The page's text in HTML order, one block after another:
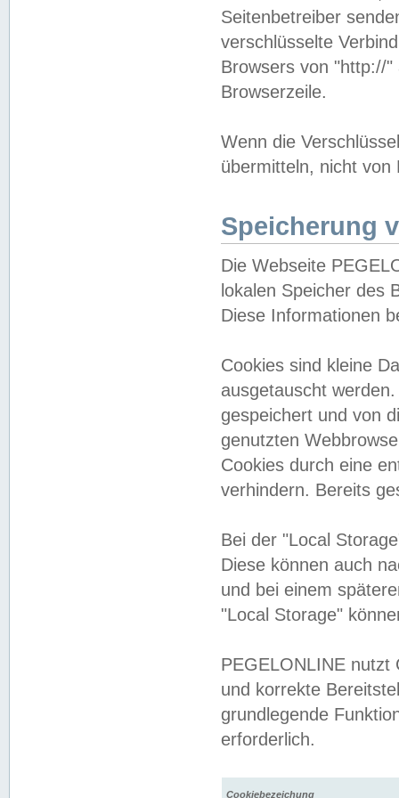
Seitenbetreiber
verschlüsselte
Browsers von "http://
Browserzeile.
Wenn die
übermitteln, nicht von
Speicherung
Die Webseite
lokalen Speicher des
Diese Informationen
Cookies sind kleine
ausgetauscht
gespeichert und von
genutzten
Cookies durch eine
verhindern. Bereits
Bei der "Local
Diese können auch
und bei einem
"Local Storage"
PEGELONLINE nutzt
und korrekte
grundlegende
erforderlich.
Cookiebezeichung